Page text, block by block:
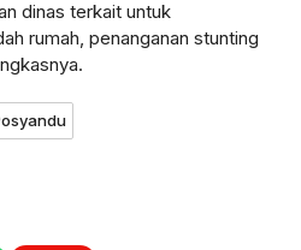
dinas terkait untuk
rumah, penanganan stunting